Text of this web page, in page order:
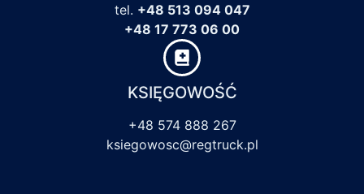
tel. +48 513 094 047
+48 17 773 06 00
KSIĘGOWOŚĆ
+48 574 888 267
ksiegowosc@regtruck.pl